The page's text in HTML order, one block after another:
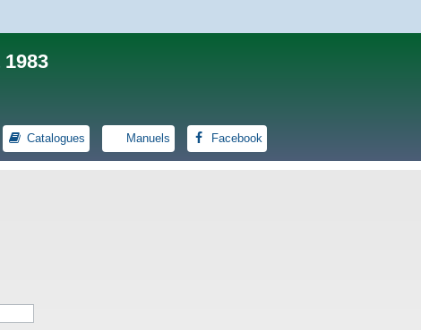
Catalogues Manuels Facebook